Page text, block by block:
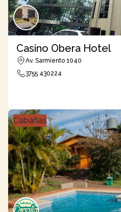
Casino Obera Hotel
Av. Sarmiento 1040
3755 430224
Cabañas